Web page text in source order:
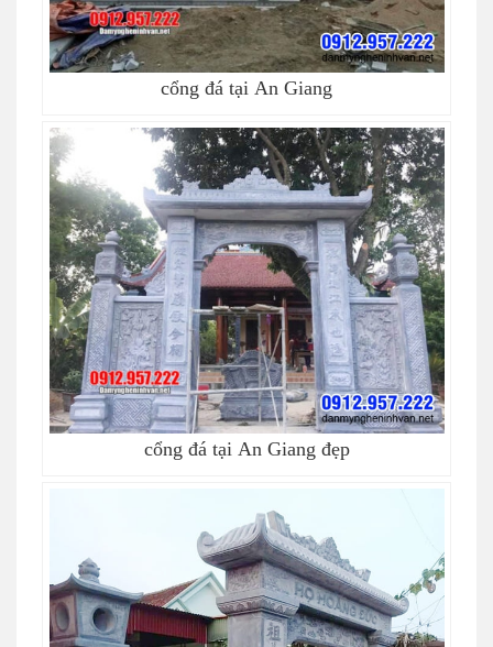
cổng đá tại An Giang
cổng đá tại An Giang đẹp